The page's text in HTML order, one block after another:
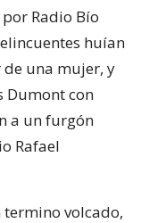
Radio Bío
huían
una mujer, y
Dumont con
a un furgón
Rafael
volcado,